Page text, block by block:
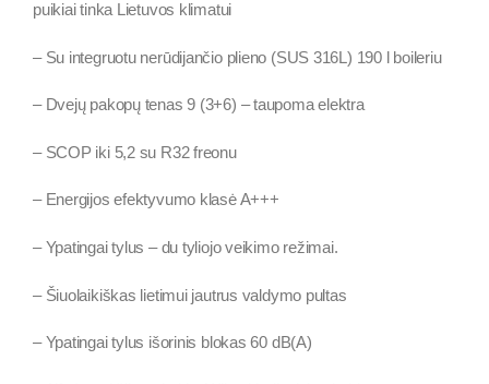
puikiai tinka Lietuvos klimatui
– Su integruotu nerūdijančio plieno (SUS 316L) 190 l boileriu
– Dvejų pakopų tenas 9 (3+6) – taupoma elektra
– SCOP iki 5,2 su R32 freonu
– Energijos efektyvumo klasė A+++
– Ypatingai tylus – du tyliojo veikimo režimai.
– Šiuolaikiškas lietimui jautrus valdymo pultas
– Ypatingai tylus išorinis blokas 60 dB(A)